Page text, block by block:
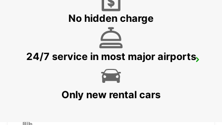
ANGELHOLM AIRPORT
No hidden charge
24/7 service in most major airports
Only new rental cars